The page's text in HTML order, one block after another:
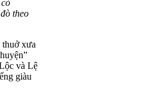
theo
thuở xưa
và Lệ
giàu